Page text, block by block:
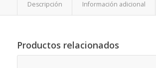
Descripción Información adicional
Productos relacionados